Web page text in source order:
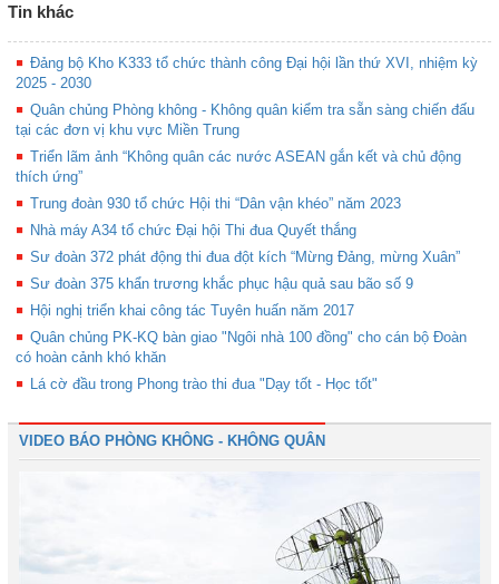
Tin khác
Đảng bộ Kho K333 tổ chức thành công Đại hội lần thứ XVI, nhiệm kỳ
2025 - 2030
Quân chủng Phòng không - Không quân kiểm tra sẵn sàng chiến đấu
tại các đơn vị khu vực Miền Trung
Triển lãm ảnh “Không quân các nước ASEAN gắn kết và chủ động
thích ứng”
Trung đoàn 930 tổ chức Hội thi “Dân vận khéo” năm 2023
Nhà máy A34 tổ chức Đại hội Thi đua Quyết thắng
Sư đoàn 372 phát động thi đua đột kích “Mừng Đảng, mừng Xuân”
Sư đoàn 375 khẩn trương khắc phục hậu quả sau bão số 9
Hội nghị triển khai công tác Tuyên huấn năm 2017
Quân chủng PK-KQ bàn giao "Ngôi nhà 100 đồng" cho cán bộ Đoàn
có hoàn cảnh khó khăn
Lá cờ đầu trong Phong trào thi đua "Dạy tốt - Học tốt"
VIDEO BÁO PHÒNG KHÔNG - KHÔNG QUÂN